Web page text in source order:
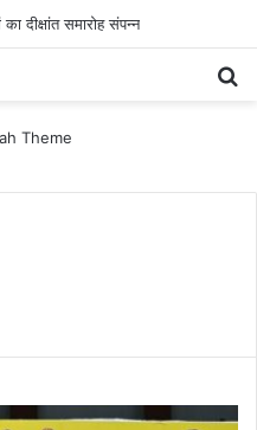
दीक्षांत समारोह संपन्न